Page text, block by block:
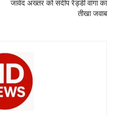
जावेद अख्तर को संदीप रेड्डी वांगा का
तीखा जवाब